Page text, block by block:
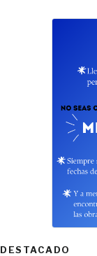
DESTACADO